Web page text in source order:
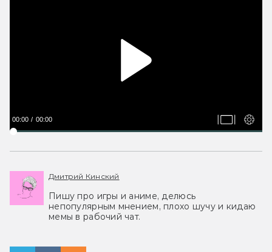
00:00 00:00
Дмитрий Кинский
Пишу про игры и аниме, делюсь
непопулярным мнением, плохо шучу и кидаю
мемы в рабочий чат.